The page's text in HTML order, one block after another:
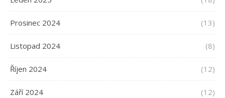
Prosinec 2024 (13)
Listopad 2024 (8)
Říjen 2024 (12)
Září 2024 (12)